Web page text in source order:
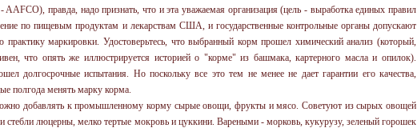
правда, надо признать, что и эта уважаемая организация (цель - выработка единых правил
по пищевым продуктам и лекарствам США, и государственные контрольные органы допускают
маркировки. Удостоверьтесь, что выбранный корм прошел химический анализ (который,
что опять же иллюстрируется историей о "корме" из башмака, картерного масла и опилок).
долгосрочные испытания. Но поскольку все это тем не менее не дает гарантии его качества,
полгода менять марку корма.
добавлять к промышленному корму сырые овощи, фрукты и мясо. Советуют из сырых овощей
стебли люцерны, мелко тертые мокровь и цуккини. Вареными - морковь, кукурузу, зеленый горошек